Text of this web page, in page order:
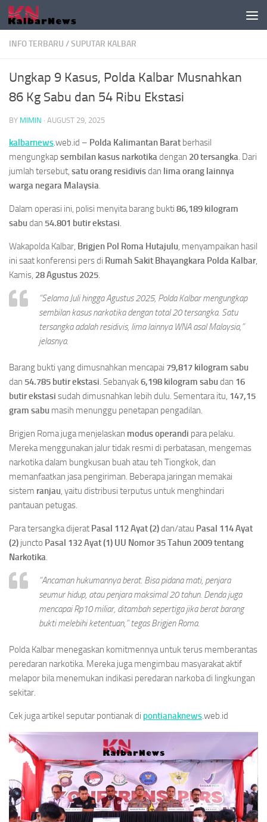
Skip to content
INFO TERBARU /SUPUTAR KALBAR
Ungkap 9 Kasus, Polda Kalbar Musnahkan
86 Kg Sabu dan 54 Ribu Ekstasi
BY MIMIN · AUGUST 29, 2025
kalbarnews.web.id – Polda Kalimantan Barat berhasil
mengungkap sembilan kasus narkotikadengan 20 tersangka. Dari
jumlah tersebut, satu orang residivisdan lima orang lainnya
warga negara Malaysia.
Dalam operasi ini, polisi menyita barang bukti 86,189 kilogram
sabudan 54.801 butir ekstasi.
Wakapolda Kalbar, Brigjen Pol Roma Hutajulu, menyampaikan hasil
ini saat konferensi pers di Rumah Sakit Bhayangkara Polda Kalbar,
Kamis, 28 Agustus 2025.
“Selama Juli hingga Agustus 2025, Polda Kalbar mengungkap
sembilan kasus narkotika dengan total 20 tersangka. Satu
tersangka adalah residivis, lima lainnya WNA asal Malaysia,”
jelasnya.
Barang bukti yang dimusnahkan mencapai 79,817 kilogram sabu
dan 54.785 butir ekstasi. Sebanyak6,198 kilogram sabudan 16
butir ekstasi sudah dimusnahkan lebih dulu. Sementara itu, 147,15
gram sabu masih menunggu penetapan pengadilan.
Brigjen Roma juga menjelaskan modus operandi para pelaku.
Mereka menggunakan jalur tidak resmi di perbatasan, mengemas
narkotika dalam bungkusan buah atau teh Tiongkok, dan
memanfaatkan jasa pengiriman. Beberapa jaringan memakai
sistem ranjau, yaitu distribusi terputus untuk menghindari
pantauan petugas.
Para tersangka dijerat Pasal 112 Ayat (2)dan/atau Pasal 114 Ayat
(2) juncto Pasal 132 Ayat (1) UU Nomor 35 Tahun 2009 tentang
Narkotika.
“Ancaman hukumannya berat. Bisa pidana mati, penjara
seumur hidup, atau penjara maksimal 20 tahun. Denda juga
mencapai Rp10 miliar, ditambah sepertiga jika berat barang
bukti melebihi ketentuan,” tegas Brigjen Roma.
Polda Kalbar menegaskan komitmennya untuk terus memberantas
peredaran narkotika. Mereka juga mengimbau masyarakat aktif
melapor bila menemukan indikasi peredaran narkoba di lingkungan
sekitar.
Cek juga artikel seputar pontianak di pontianaknews.web.id